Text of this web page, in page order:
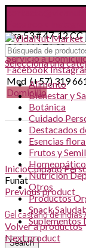
Cra 53 # 47-12
319 661 76 98
Servicio a
Facebook
Med (+57) 319
Domicilio
Selecciona una
Alimento
Bienestar y
Botánica
Cuidado
Destacados
Esencias
Frutos y
Nutrición
Otros
Productos
Snack
Suplementos
Search
Click to enlarge
InicioCuidado
Funat
Previous product
Gel castaño de indias
Volver a productos
Next product